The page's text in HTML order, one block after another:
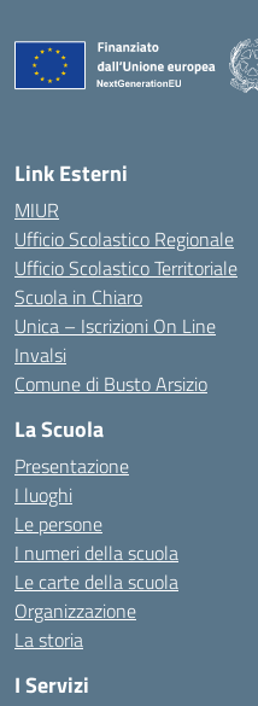
Link Esterni
MIUR
Ufficio Scolastico Regionale
Ufficio Scolastico Territoriale
Scuola in Chiaro
Unica – Iscrizioni On Line
Invalsi
Comune di Busto Arsizio
La Scuola
Presentazione
I luoghi
Le persone
I numeri della scuola
Le carte della scuola
Organizzazione
La storia
I Servizi